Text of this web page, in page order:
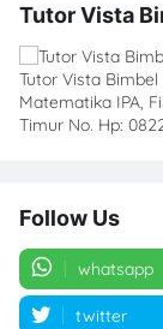
Tutor Vista
Tutor Vista
Matematika IPA,
Timur No. Hp:
Follow Us
whatsapp
twitter